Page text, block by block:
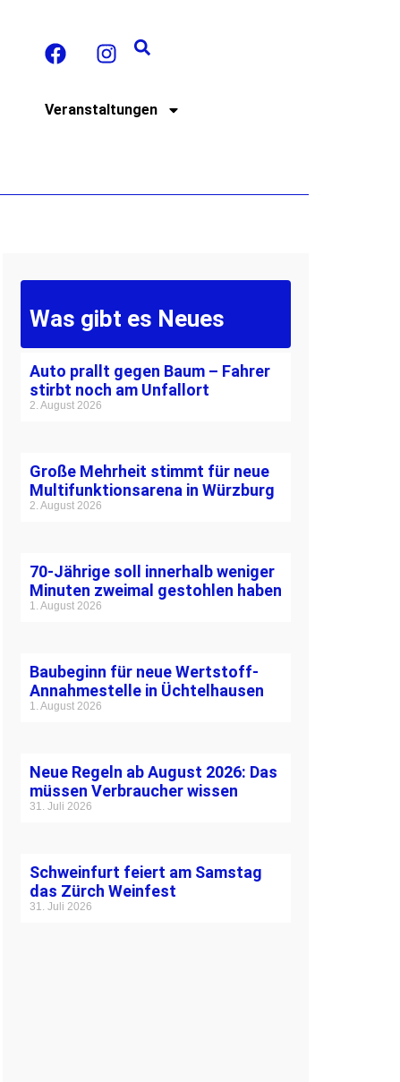
Veranstaltungen
Was gibt es Neues
Auto prallt gegen Baum – Fahrer
stirbt noch am Unfallort
2. August 2026
Große Mehrheit stimmt für neue
Multifunktionsarena in Würzburg
2. August 2026
70-Jährige soll innerhalb weniger
Minuten zweimal gestohlen haben
1. August 2026
Baubeginn für neue Wertstoff-
Annahmestelle in Üchtelhausen
1. August 2026
Neue Regeln ab August 2026: Das
müssen Verbraucher wissen
31. Juli 2026
Schweinfurt feiert am Samstag
das Zürch Weinfest
31. Juli 2026